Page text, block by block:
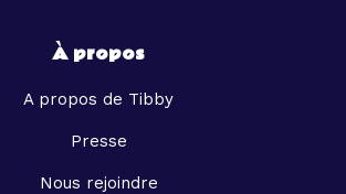
À propos
A propos de Tibby
Presse
Nous rejoindre